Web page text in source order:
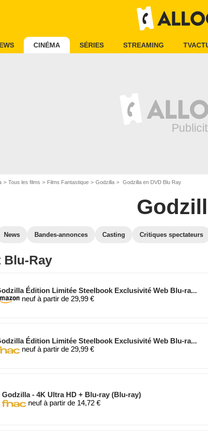
CINÉMA SÉRIES STREAMING
Tous les films Films Fantastique Godzilla Godzilla en DVD Blu Ray
News Bandes-annonces Casting Critiques spectateurs
Blu-Ray
Édition Limitée Steelbook Exclusivité Web Blu-ra...
neuf à partir de 29,99 €
Édition Limitée Steelbook Exclusivité Web Blu-ra...
neuf à partir de 29,99 €
Godzilla - 4K Ultra HD + Blu-ray (Blu-ray)
neuf à partir de 14,72 €